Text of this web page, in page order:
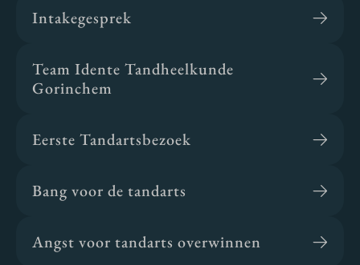
Intakegesprek
Team Idente Tandheelkunde
Gorinchem
Eerste Tandartsbezoek
Bang voor de tandarts
Angst voor tandarts overwinnen